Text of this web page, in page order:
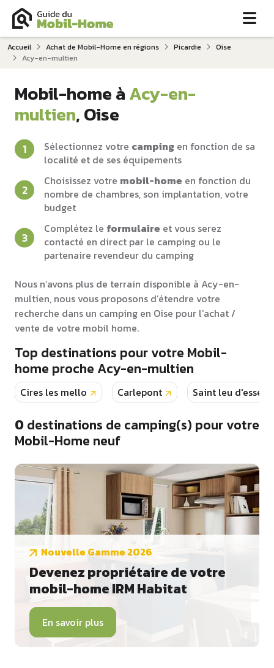
Accueil Achat de Mobil-Home en régions Picardie
Oise
Acy-en-multien
Mobil-home àAcy-en-
multien, Oise
Sélectionnez votre camping en fonction de sa
localité et de ses équipements
Choisissez votre mobil-home en fonction du
nombre de chambres, son implantation, votre
budget
Complétez le formulaire et vous serez
contacté en direct par le camping ou le
partenaire revendeur du camping
Nous n’avons plus de terrain disponible à Acy-en-
multien, nous vous proposons d’étendre votre
recherche dans un camping en Oise pour l’achat /
vente de votre mobil home.
Top destinations pour votre Mobil-
home proche Acy-en-multien
Cires les mello Carlepont Saint leu
0destinations de camping(s) pour votre
Mobil-Home neuf
Nouvelle Gamme 2026
Devenez propriétaire de votre
mobil-home IRM Habitat
En savoir plus